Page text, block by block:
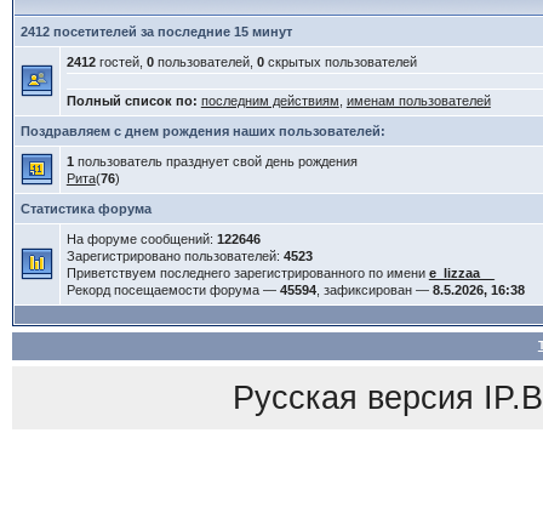
2412 посетителей за последние 15 минут
2412гостей, 0пользователей, 0скрытых пользователей
Полный список по: последним действиям именам пользователей
Поздравляем с днем рождения наших пользователей:
1 пользователь празднует свой день рождения
Рита(76)
Статистика форума
На форуме сообщений: 122646
Зарегистрировано пользователей: 4523
Приветствуем последнего зарегистрированного по имени e_lizzaa__
Рекорд посещаемости форума — 45594, зафиксирован — 8.5.2026, 16:38
Русская версия